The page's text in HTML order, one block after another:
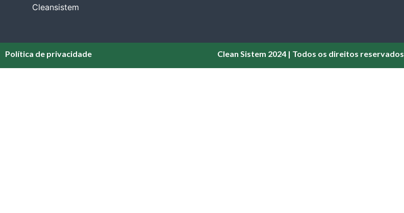
Política de privacidade Clean Sistem 2024 | Todos os direitos reservados